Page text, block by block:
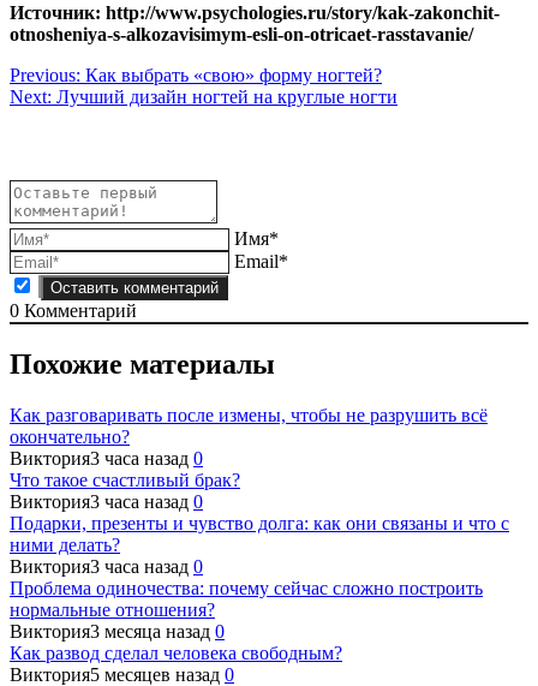
Источник: http://www.psychologies.ru/story/kak-zakonchit-
otnosheniya-s-alkozavisimym-esli-on-otricaet-rasstavanie/
Навигация
по
Previous: Как выбрать «свою» форму ногтей?
Next: Лучший дизайн ногтей на круглые ногти
Имя*
Email*
0 Комментарий
Похожие материалы
Как разговаривать после измены, чтобы не разрушить всё
окончательно?
Виктория3 часа назад 0
Что такое счастливый брак?
Виктория3 часа назад 0
Подарки, презенты и чувство долга: как они связаны и что с
ними делать?
Виктория3 часа назад 0
Проблема одиночества: почему сейчас сложно построить
нормальные отношения?
Виктория3 месяца назад 0
Как развод сделал человека свободным?
Виктория5 месяцев назад 0